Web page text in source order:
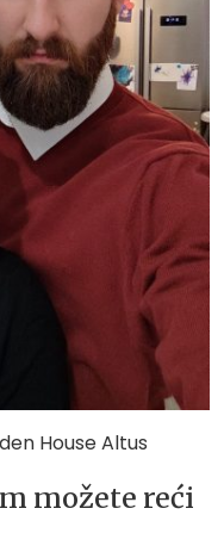
House Altus
možete reći